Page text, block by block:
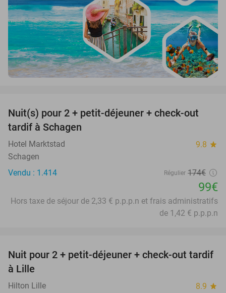
43%
Nuit(s) pour 2 + petit-déjeuner + check-out
tardif à Schagen
Hotel Marktstad 9.8 star
Schagen
Vendu : 1.414
Régulier 174€
99€
Hors taxe de séjour de 2,33 € p.p.p.n et frais administratifs
de 1,42 € p.p.p.n
50%
Nuit pour 2 + petit-déjeuner + check-out tardif
à Lille
Hilton Lille 8.9 star